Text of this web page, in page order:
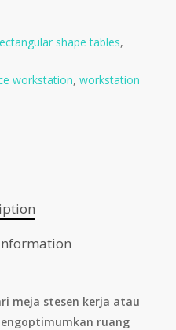
shape tables,
workstation, workstation
meja stesen kerja atau
ruang